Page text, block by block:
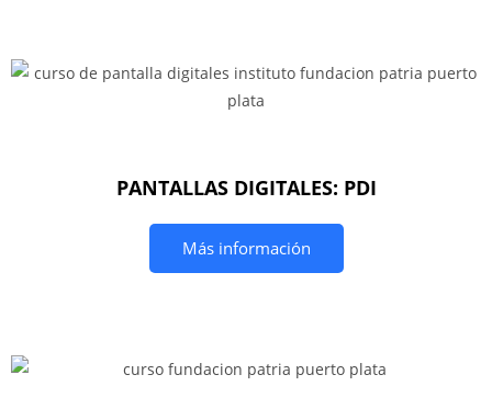
PANTALLAS DIGITALES: PDI
Más información